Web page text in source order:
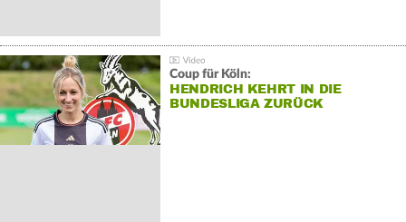
Coup für Köln:
HENDRICH KEHRT IN DIE
BUNDESLIGA ZURÜCK